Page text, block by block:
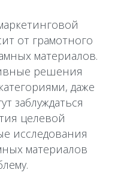
от грамотного
материалов.
решения
даже
заблуждаться
целевой
исследования
материалов